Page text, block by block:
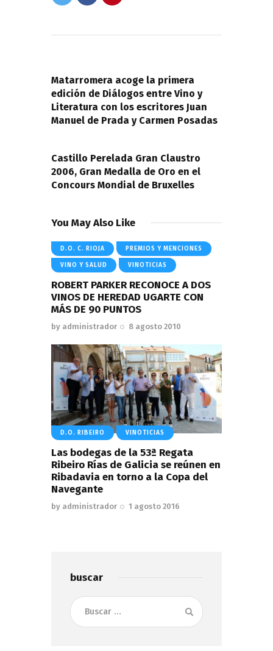
entradas
Matarromera acoge la primera
edición de Diálogos entre Vino y
Literatura con los escritores Juan
Manuel de Prada y Carmen Posadas
Castillo Perelada Gran Claustro
2006, Gran Medalla de Oro en el
Concours Mondial de Bruxelles
You May Also Like
D.O. C. RIOJA PREMIOS Y MENCIONES
VINO Y SALUD VINOTICIAS
ROBERT PARKER RECONOCE A DOS
VINOS DE HEREDAD UGARTE CON
MÁS DE 90 PUNTOS
by administrador 8 agosto 2010
D.O. RIBEIRO VINOTICIAS
Las bodegas de la 53ª Regata
Ribeiro Rías de Galicia se reúnen en
Ribadavia en torno a la Copa del
Navegante
by administrador 1 agosto 2016
buscar
Buscar: